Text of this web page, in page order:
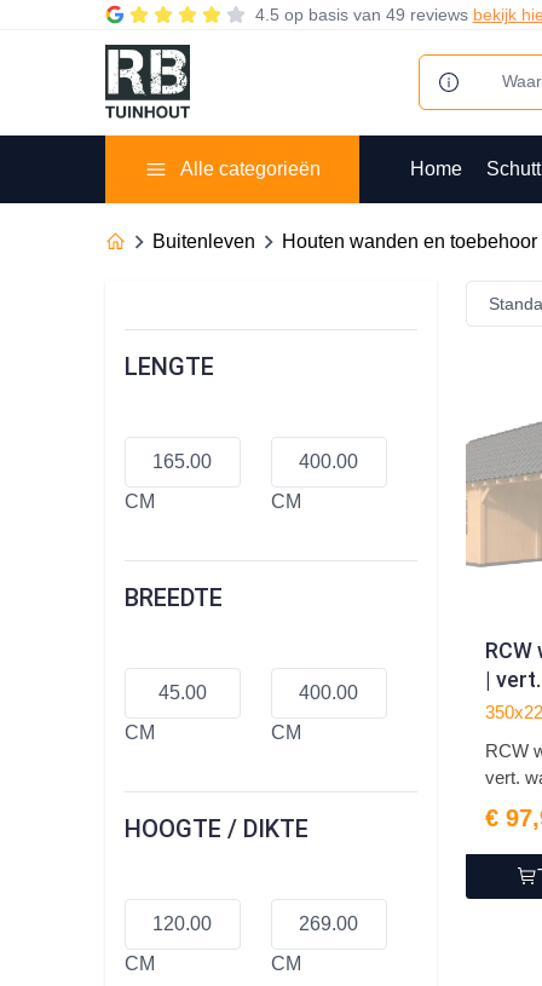
4.5 op basis van 49 reviews bekijk
Alle categorieën Home
Buitenleven Houten wanden en toebehoor
LENGTE
CM CM
BREEDTE
CM CM
HOOGTE / DIKTE
CM CM
|
RCW
vert.
€